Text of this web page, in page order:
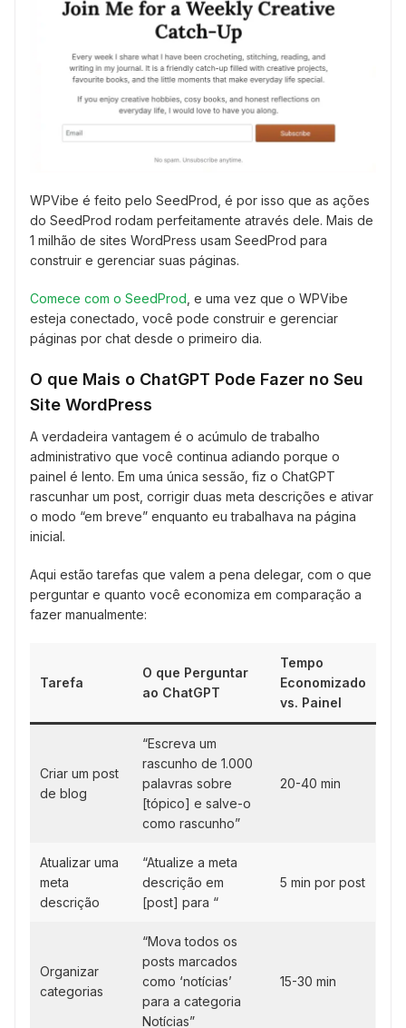
WPVibe é feito pelo SeedProd, é por isso que as ações
do SeedProd rodam perfeitamente através dele. Mais de
1 milhão de sites WordPress usam SeedProd para
construir e gerenciar suas páginas.
Comece com o SeedProd , e uma vez que o WPVibe
esteja conectado, você pode construir e gerenciar
páginas por chat desde o primeiro dia.
O que Mais o ChatGPT Pode Fazer no Seu
Site WordPress
A verdadeira vantagem é o acúmulo de trabalho
administrativo que você continua adiando porque o
painel é lento. Em uma única sessão, fiz o ChatGPT
rascunhar um post, corrigir duas meta descrições e ativar
o modo “em breve” enquanto eu trabalhava na página
inicial.
Aqui estão tarefas que valem a pena delegar, com o que
perguntar e quanto você economiza em comparação a
fazer manualmente:
Tarefa
O que Perguntar
ao ChatGPT
Tempo
Economizado
vs. Painel
Criar um post
de blog
“Escreva um
rascunho de 1.000
palavras sobre
[tópico] e salve-o
como rascunho”
20-40 min
Atualizar uma
meta
descrição
“Atualize a meta
descrição em
[post] para “
5 min por post
Organizar
categorias
“Mova todos os
posts marcados
como ‘notícias’
para a categoria
Notícias”
15-30 min